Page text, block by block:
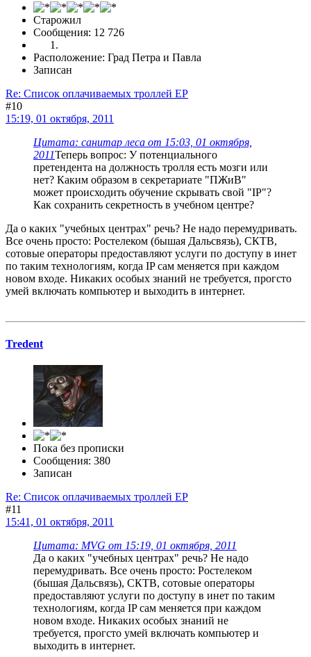
Старожил
Сообщения: 12 726
Расположение: Град Петра и Павла
Записан
Re: Список оплачиваемых троллей ЕР
#10
15:19, 01 октября, 2011
Цитата: санитар леса от 15:03, 01 октября,
2011Теперь вопрос: У потенциального
претендента на должность тролля есть мозги или
нет? Каким образом в секретариате "ПЖиВ"
может происходить обучение скрывать свой "IP"?
Как сохранить секретность в учебном центре?
Да о каких "учебных центрах" речь? Не надо перемудривать.
Все очень просто: Ростелеком (бышая Дальсвязь), СКТВ,
сотовые операторы предоставляют услуги по доступу в инет
по таким технологиям, когда IP сам меняется при каждом
новом входе. Никаких особых знаний не требуется, прогсто
умей включать компьютер и выходить в интернет.
Tredent
Пока без прописки
Сообщения: 380
Записан
Re: Список оплачиваемых троллей ЕР
#11
15:41, 01 октября, 2011
Цитата: MVG от 15:19, 01 октября, 2011
Да о каких "учебных центрах" речь? Не надо
перемудривать. Все очень просто: Ростелеком
(бышая Дальсвязь), СКТВ, сотовые операторы
предоставляют услуги по доступу в инет по таким
технологиям, когда IP сам меняется при каждом
новом входе. Никаких особых знаний не
требуется, прогсто умей включать компьютер и
выходить в интернет.